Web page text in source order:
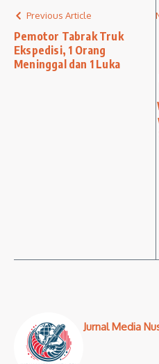
Previous Article
Pemotor Tabrak Truk
Ekspedisi, 1 Orang
Meninggal dan 1 Luka
Jurnal Media